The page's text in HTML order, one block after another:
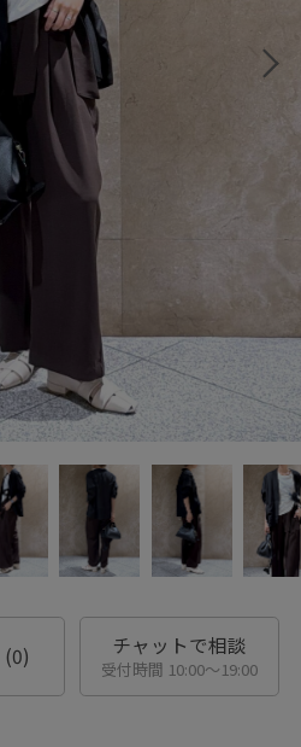
(0) チャットで相談
受付時間 10:00〜19:00